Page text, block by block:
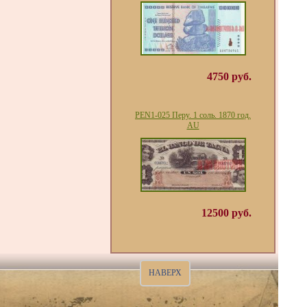
4750 руб.
PEN1-025 Перу. 1 соль. 1870 год.
AU
12500 руб.
НАВЕРХ